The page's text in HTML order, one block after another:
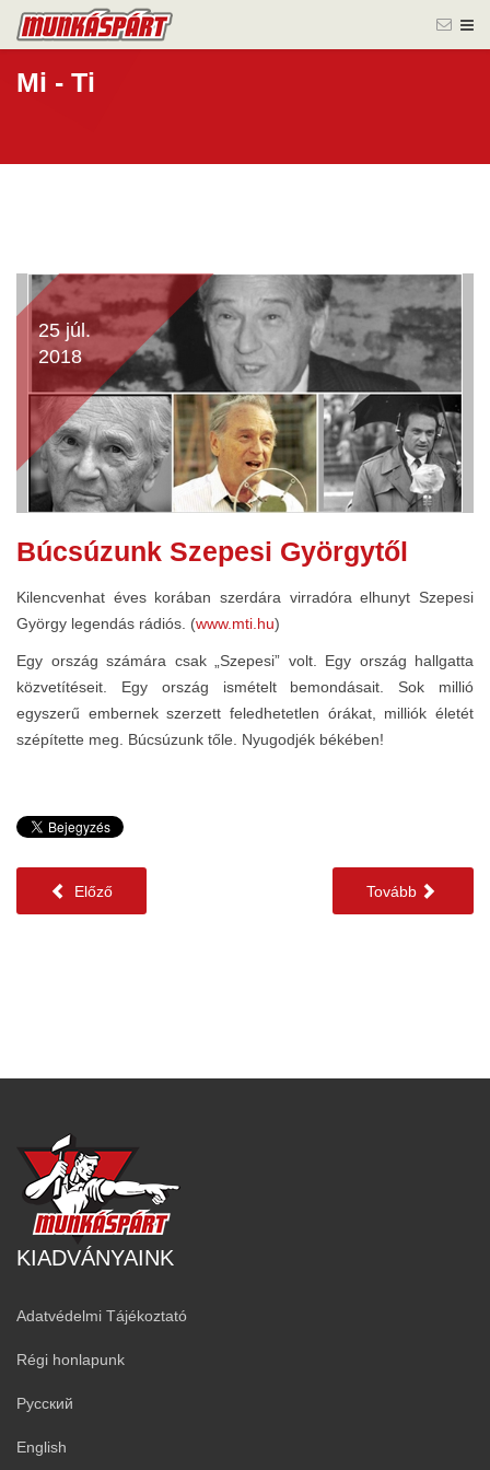
Mi - Ti
25 júl.
2018
Búcsúzunk Szepesi Györgytől
Kilencvenhat éves korában szerdára virradóra elhunyt Szepesi
György legendás rádiós. (www.mti.hu)
Egy ország számára csak „Szepesi” volt. Egy ország hallgatta
közvetítéseit. Egy ország ismételt bemondásait. Sok millió
egyszerű embernek szerzett feledhetetlen órákat, milliók életét
szépítette meg. Búcsúzunk tőle. Nyugodjék békében!
Előző Tovább
KIADVÁNYAINK
Adatvédelmi Tájékoztató
Régi honlapunk
Русский
English